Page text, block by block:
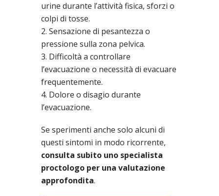
urine durante l’attività fisica, sforzi o
colpi di tosse.
2. Sensazione di pesantezza o
pressione sulla zona pelvica.
3. Difficoltà a controllare
l’evacuazione o necessità di evacuare
frequentemente.
4. Dolore o disagio durante
l’evacuazione.
Se sperimenti anche solo alcuni di
questi sintomi in modo ricorrente,
consulta subito uno specialista
proctologo per una valutazione
approfondita.